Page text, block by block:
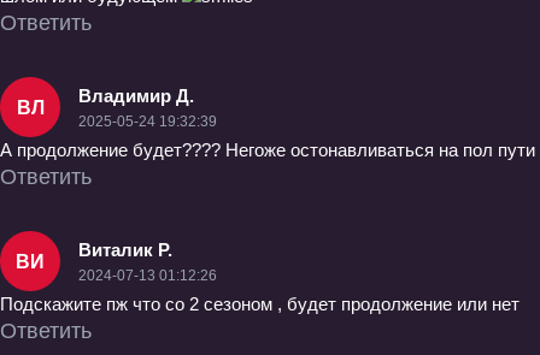
Ответить
ВЛ
Владимир Д.
2025-05-24 19:32:39
А продолжение будет???? Негоже остонавливаться на пол пути
Ответить
ВИ
Виталик Р.
2024-07-13 01:12:26
Подскажите пж что со 2 сезоном , будет продолжение или нет
Ответить